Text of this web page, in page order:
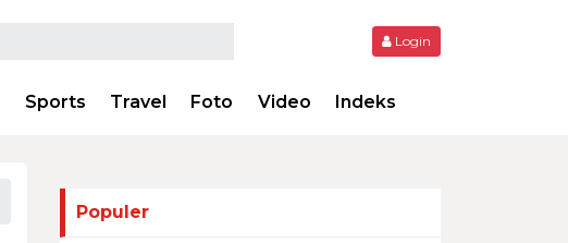
Login
Sports Travel Foto Video Indeks
Populer